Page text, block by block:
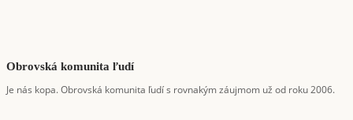
Obrovská komunita ľudí
Je nás kopa. Obrovská komunita ľudí s rovnakým záujmom už od roku 2006.